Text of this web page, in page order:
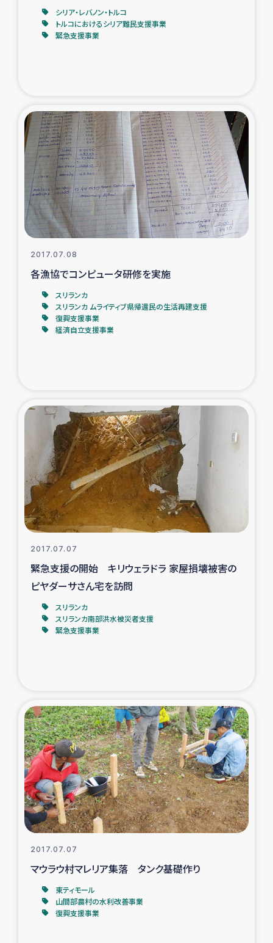
令和6年能登半島地震 緊急支援
タイ国境ミャンマー移民子ども支援
漁民によるマングローブ植林活動
レバノンでのシリア難民への食糧・越冬支援
レバノンにおける緊急支援
レバノンでのシリア難民への教育支援事業
海外ルーツの市民との共生
復興応援隊の活動
仮設住宅生活支援・農業復興支援
漁業復興支援
インターン・ボランティア日誌
居場所づくり
ガザ空爆被災者への食料支援と農家生産支援
ガザ地区における被災住民への緊急支援
ガザ地区酪農を通した女性グループの生計支援
ふりかけ普及と食生活改善による栄養改善事業
フェアトレード事業
女性の生計向上を通じた子どもの栄養改善事業
民際教育
シリア・レバノン・トルコ
トルコにおけるシリア難民支援事業
緊急支援事業
2017.07.08
各漁協でコンピュータ研修を実施
スリランカ
スリランカ ムライティブ県帰還民の生活再建支援
復興支援事業
経済自立支援事業
2017.07.07
緊急支援の開始 キリウェラドラ 家屋損壊被害の
ピヤダーサさん宅を訪問
スリランカ
スリランカ南部洪水被災者支援
緊急支援事業
2017.07.07
マウラウ村マレリア集落 タンク基礎作り
東ティモール
山間部農村の水利改善事業
復興支援事業